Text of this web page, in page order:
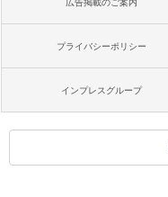
広告掲載のご案内
プライバシーポリシー
インプレスグループ